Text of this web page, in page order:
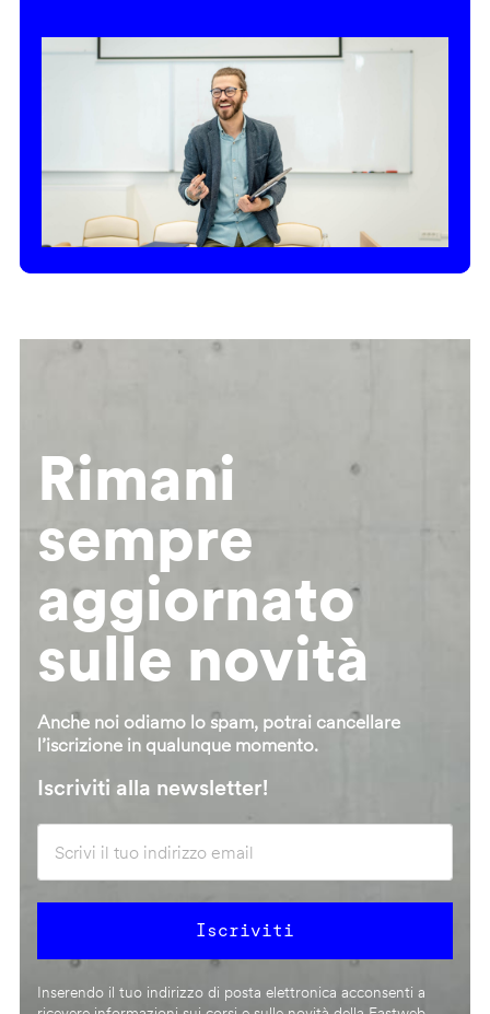
Rimani
sempre
aggiornato
sulle novità
Anche noi odiamo lo spam, potrai cancellare
l’iscrizione in qualunque momento.
Iscriviti alla newsletter!
Inserendo il tuo indirizzo di posta elettronica acconsenti a